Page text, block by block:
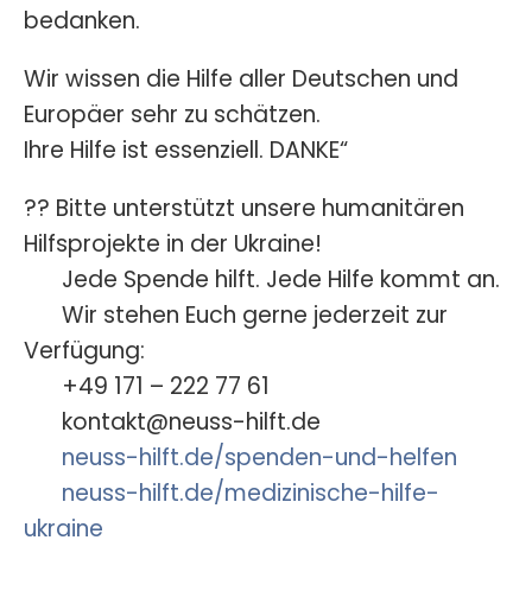
bedanken.
Wir wissen die Hilfe aller Deutschen und
Europäer sehr zu schätzen.
Ihre Hilfe ist essenziell. DANKE“
?? Bitte unterstützt unsere humanitären
Hilfsprojekte in der Ukraine!
Jede Spende hilft. Jede Hilfe kommt an.
Wir stehen Euch gerne jederzeit zur
Verfügung:
+49 171 – 222 77 61
kontakt@neuss-hilft.de
neuss-hilft.de/spenden-und-helfen
neuss-hilft.de/medizinische-hilfe-
ukraine